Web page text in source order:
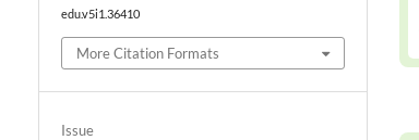
edu.v5i1.36410
More Citation Formats
Issue